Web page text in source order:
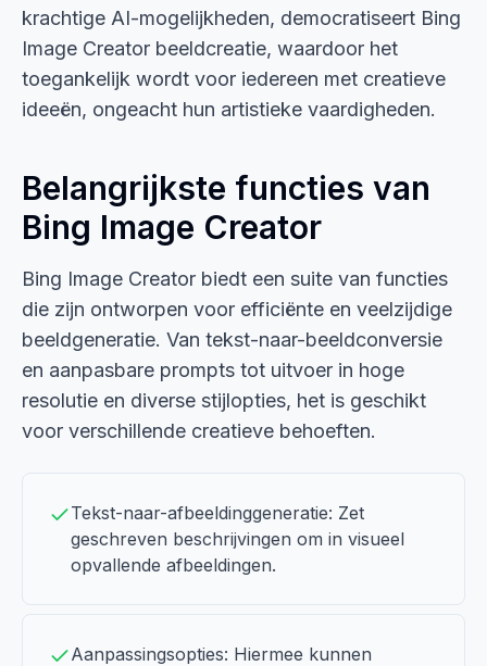
krachtige AI-mogelijkheden, democratiseert Bing
Image Creator beeldcreatie, waardoor het
toegankelijk wordt voor iedereen met creatieve
ideeën, ongeacht hun artistieke vaardigheden.
Belangrijkste functies van
Bing Image Creator
Bing Image Creator biedt een suite van functies
die zijn ontworpen voor efficiënte en veelzijdige
beeldgeneratie. Van tekst-naar-beeldconversie
en aanpasbare prompts tot uitvoer in hoge
resolutie en diverse stijlopties, het is geschikt
voor verschillende creatieve behoeften.
Tekst-naar-afbeeldinggeneratie: Zet
geschreven beschrijvingen om in visueel
opvallende afbeeldingen.
Aanpassingsopties: Hiermee kunnen